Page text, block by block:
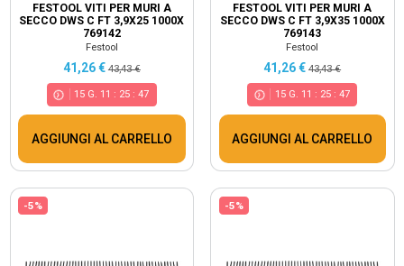
FESTOOL VITI PER MURI A
SECCO DWS C FT 3,9X25 1000X
769142
Festool
41,26 € 43,43 €
15 G. 11 : 25 :46
AGGIUNGI AL CARRELLO
FESTOOL VITI PER MURI A
SECCO DWS C FT 3,9X35 1000X
769143
Festool
41,26 €43,43 €
15G. 11 : 25: 46
AGGIUNGI AL CARRELLO
-5% -5%